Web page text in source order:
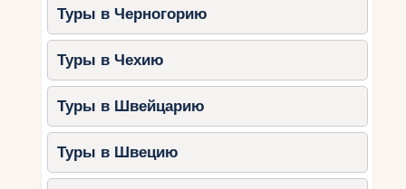
Туры в Черногорию
Туры в Чехию
Туры в Швейцарию
Туры в Швецию